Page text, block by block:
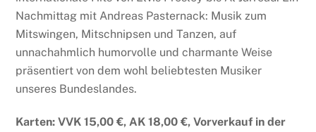
Nachmittag mit Andreas Pasternack: Musik zum
Mitswingen, Mitschnipsen und Tanzen, auf
unnachahmlich humorvolle und charmante Weise
präsentiert von dem wohl beliebtesten Musiker
unseres Bundeslandes.
Karten: VVK 15,00 €, AK 18,00 €, Vorverkauf in der